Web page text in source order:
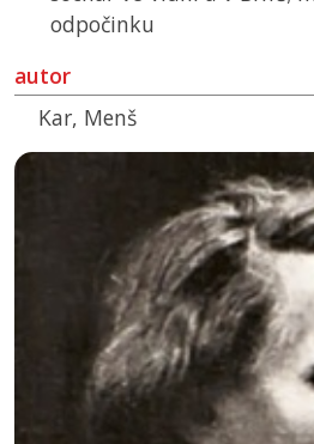
odpočinku
autor
Kar, Menš